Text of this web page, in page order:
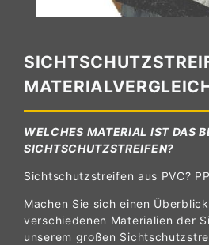
WELCHES MATERIAL IST DAS
SICHTSCHUTZSTREIFEN?
Sichtschutzstreifen aus PVC?
Machen Sie sich einen
verschiedenen Materialien der
unserem großen